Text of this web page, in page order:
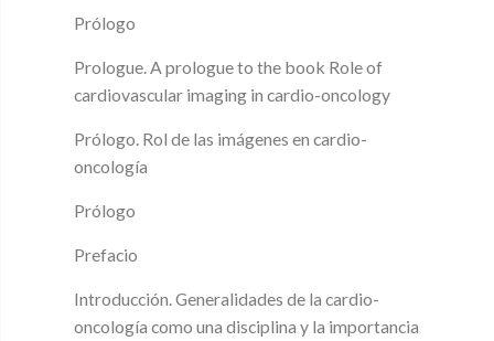
Prólogo
Prologue. A prologue to the book Role of
cardiovascular imaging in cardio-oncology
Prólogo. Rol de las imágenes en cardio-
oncología
Prólogo
Prefacio
Introducción. Generalidades de la cardio-
oncología como una disciplina y la importancia